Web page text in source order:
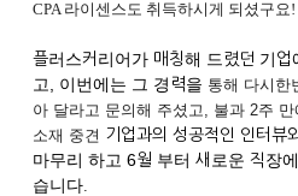
CPA 라이센스도 취득하시게 되셨구요!
플러스커리어가 매칭해 드렸던 기
고, 이번에는 그 경력을 통해 다시한
아 달라고 문의해 주셨고, 불과 2주
소재 중견 기업과의 성공적인 인터뷰
마무리 하고 6월 부터 새로운 직장
습니다.